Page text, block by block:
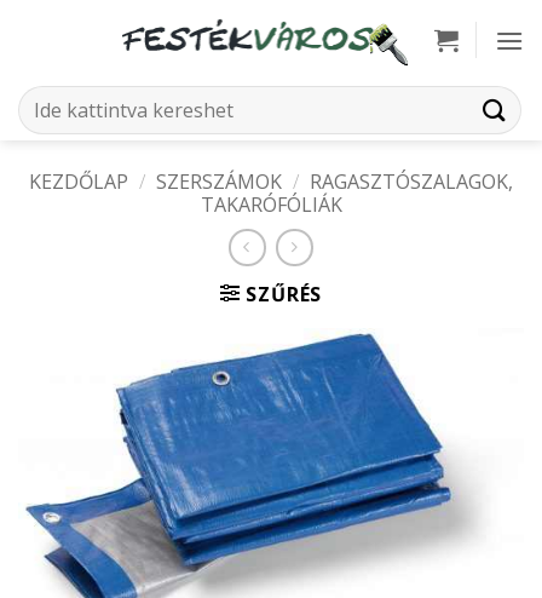
Keresés
a
KEZDŐLAP / SZERSZÁMOK / RAGASZTÓSZALAGOK,
TAKARÓFÓLIÁK
SZŰRÉS